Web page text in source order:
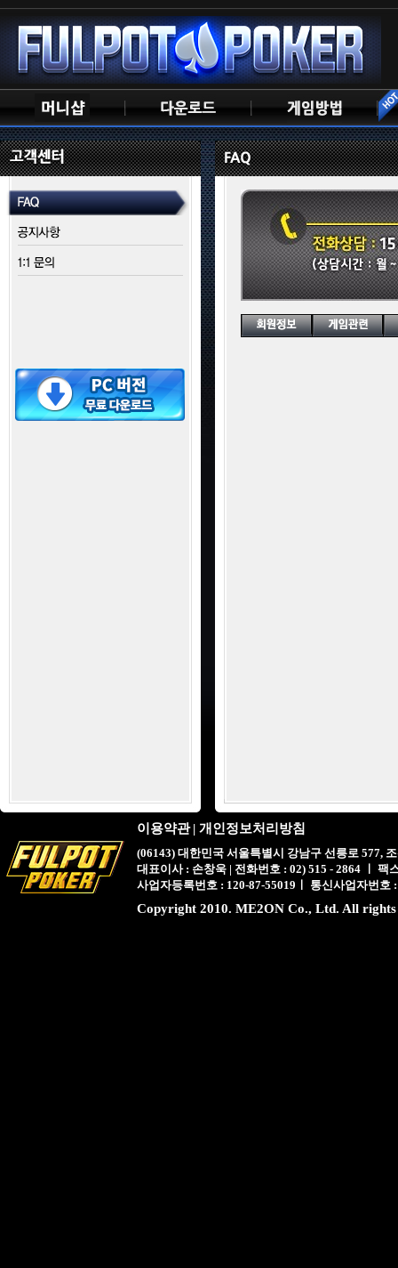
이용약관 | 개인정보처리방침
(06143) 대한민국 서울특별시 강남구 선릉로 577,
대표이사 : 손창욱 | 전화번호 : 02) 515 - 2864 ㅣ 팩
사업자등록번호 : 120-87-55019ㅣ 통신사업자번호
Copyright 2010. ME2ON Co., Ltd. All rights